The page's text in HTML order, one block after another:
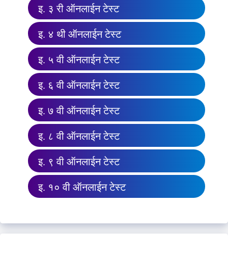
इ. ३ री ऑनलाईन टेस्ट
इ. ४ थी ऑनलाईन टेस्ट
इ. ५ वी ऑनलाईन टेस्ट
इ. ६ वी ऑनलाईन टेस्ट
इ. ७ वी ऑनलाईन टेस्ट
इ. ८ वी ऑनलाईन टेस्ट
इ. ९ वी ऑनलाईन टेस्ट
इ. १० वी ऑनलाईन टेस्ट